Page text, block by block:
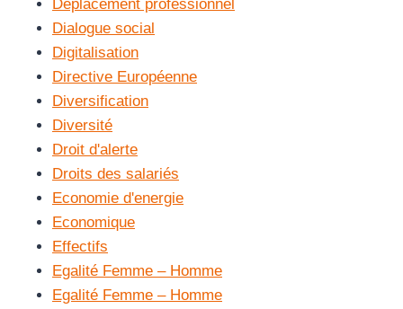
Déplacement professionnel
Dialogue social
Digitalisation
Directive Européenne
Diversification
Diversité
Droit d'alerte
Droits des salariés
Economie d'energie
Economique
Effectifs
Egalité Femme – Homme
Egalité Femme – Homme